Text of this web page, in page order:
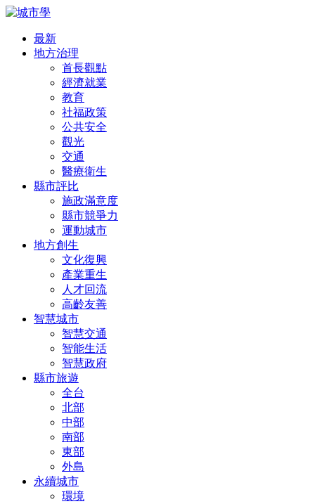
最新
地方治理
首長觀點
經濟就業
教育
社福政策
公共安全
觀光
交通
醫療衛生
縣市評比
施政滿意度
縣市競爭力
運動城市
地方創生
文化復興
產業重生
人才回流
高齡友善
智慧城市
智慧交通
智能生活
智慧政府
縣市旅遊
全台
北部
中部
南部
東部
外島
永續城市
環境